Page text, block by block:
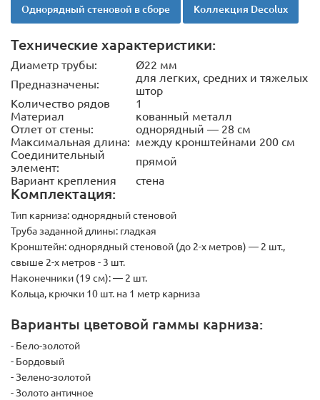
Однорядный стеновой в сборе Коллекция Decolux
Технические характеристики:
Диаметр трубы:
Ø22 мм
Предназначены:
для легких, средних и тяжелых
штор
Количество рядов
1
Материал
кованный металл
Отлет от стены:
однорядный — 28 см
Максимальная длина: между кронштейнами 200 см
Соединительный
элемент:
прямой
Вариант крепления
стена
Комплектация:
Тип карниза:однорядный стеновой
Труба заданной длины: гладкая
Кронштейн:однорядный стеновой (до 2-х метров) — 2 шт.,
свыше 2-х метров - 3 шт.
Наконечники (19 см):— 2 шт.
Кольца, крючки 10 шт. на 1 метр карниза
Варианты цветовой гаммы карниза:
- Бело-золотой
- Бордовый
- Зелено-золотой
- Золото античное